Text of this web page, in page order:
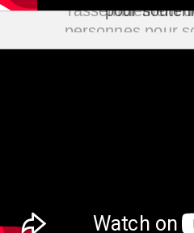
pour